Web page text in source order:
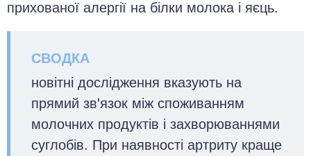
прихованої алергії на білки молока і яєць.
новітні дослідження вказують на
прямий зв'язок між споживанням
молочних продуктів і захворюваннями
суглобів. При наявності артриту краще